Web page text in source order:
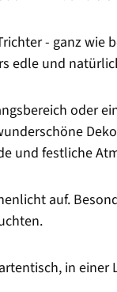
- ganz wie
edle und
oder
und festliche
auf.
in